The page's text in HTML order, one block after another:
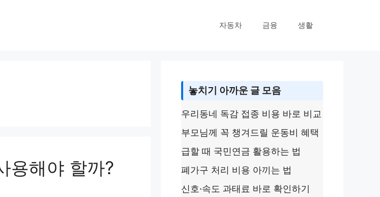
자동차 금융 생활
용해야 할까?
놓치기 아까운 글 모음
우리동네 독감 접종 비용 바로 비교
부모님께 꼭 챙겨드릴 운동비 혜택
급할 때 국민연금 활용하는 법
폐가구 처리 비용 아끼는 법
신호·속도 과태료 바로 확인하기